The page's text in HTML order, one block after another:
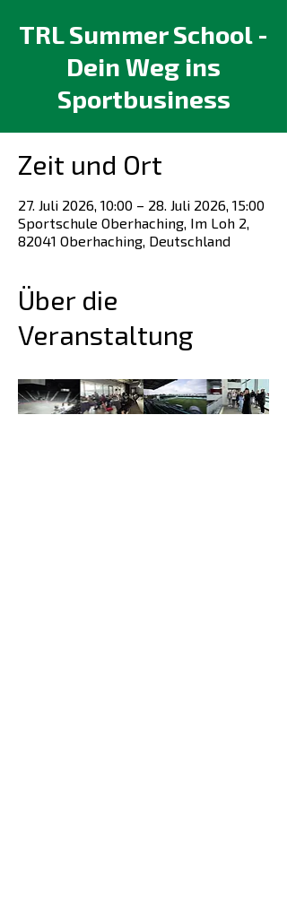
TRL Summer School -
Dein Weg ins
Sportbusiness
Zeit und Ort
27. Juli 2026, 10:00 – 28. Juli 2026, 15:00
Sportschule Oberhaching, Im Loh 2,
82041 Oberhaching, Deutschland
Über die
Veranstaltung